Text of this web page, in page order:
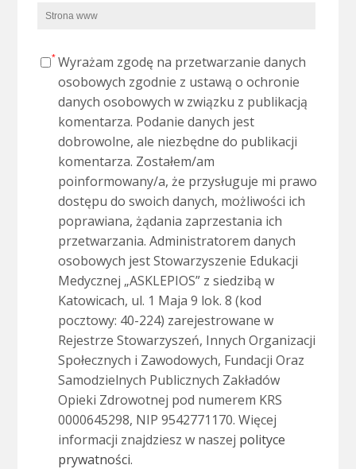
Wyrażam zgodę na przetwarzanie danych
osobowych zgodnie z ustawą o ochronie
danych osobowych w związku z publikacją
komentarza. Podanie danych jest
dobrowolne, ale niezbędne do publikacji
komentarza. Zostałem/am
poinformowany/a, że przysługuje mi prawo
dostępu do swoich danych, możliwości ich
poprawiana, żądania zaprzestania ich
przetwarzania. Administratorem danych
osobowych jest Stowarzyszenie Edukacji
Medycznej „ASKLEPIOS” z siedzibą w
Katowicach, ul. 1 Maja 9 lok. 8 (kod
pocztowy: 40-224) zarejestrowane w
Rejestrze Stowarzyszeń, Innych Organizacji
Społecznych i Zawodowych, Fundacji Oraz
Samodzielnych Publicznych Zakładów
Opieki Zdrowotnej pod numerem KRS
0000645298, NIP 9542771170. Więcej
informacji znajdziesz w naszej polityce
prywatności.